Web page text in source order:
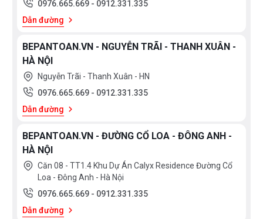
0976.665.669 - 0912.331.335
Dẫn đường
BEPANTOAN.VN - NGUYỄN TRÃI - THANH XUÂN -
HÀ NỘI
Nguyễn Trãi - Thanh Xuân - HN
0976.665.669 - 0912.331.335
Dẫn đường
BEPANTOAN.VN - ĐƯỜNG CỔ LOA - ĐÔNG ANH -
HÀ NỘI
Căn 08 - TT1.4 Khu Dự Án Calyx Residence Đường Cổ
Loa - Đông Anh - Hà Nội
0976.665.669 - 0912.331.335
Dẫn đường